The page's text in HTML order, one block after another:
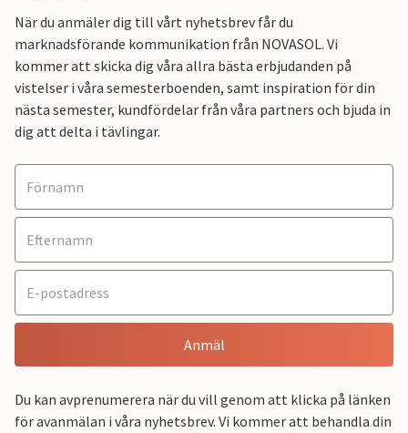
När du anmäler dig till vårt nyhetsbrev får du
marknadsförande kommunikation från NOVASOL. Vi
kommer att skicka dig våra allra bästa erbjudanden på
vistelser i våra semesterboenden, samt inspiration för din
nästa semester, kundfördelar från våra partners och bjuda in
dig att delta i tävlingar.
Anmäl
Du kan avprenumerera när du vill genom att klicka på länken
för avanmälan i våra nyhetsbrev. Vi kommer att behandla din